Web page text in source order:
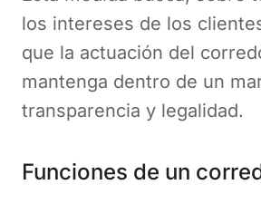
los intereses de los
que la actuación del
mantenga dentro de un
transparencia y legalidad.
Funciones de un